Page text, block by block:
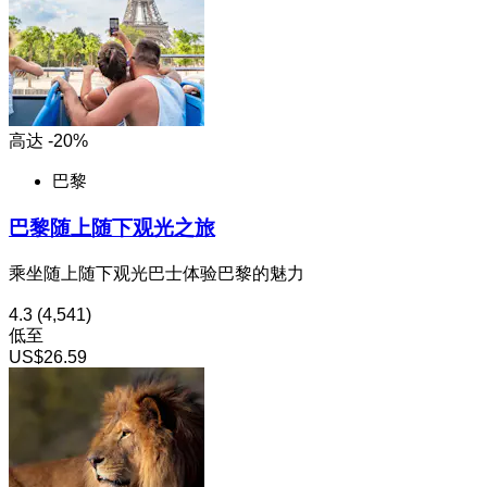
高达 -20%
巴黎
巴黎随上随下观光之旅
乘坐随上随下观光巴士体验巴黎的魅力
4.3 (4,541)
低至
US$26.59